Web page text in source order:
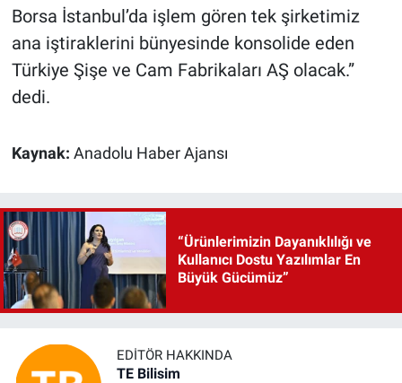
Borsa İstanbul’da işlem gören tek şirketimiz
ana iştiraklerini bünyesinde konsolide eden
Türkiye Şişe ve Cam Fabrikaları AŞ olacak.”
dedi.
Kaynak: Anadolu Haber Ajansı
“Ürünlerimizin Dayanıklılığı ve
Kullanıcı Dostu Yazılımlar En
Büyük Gücümüz”
EDITÖR HAKKINDA
TE Bilisim